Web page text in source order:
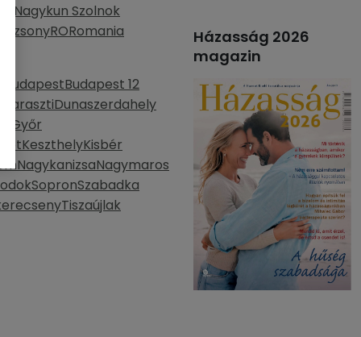
Nagykun Szolnok
PozsonyRORomania
BudapestBudapest 12
Dunaszerdahely
Győr
KeszthelyKisbér
NagykanizsaNagymaros
SopronSzabadka
Tiszaújlak
Házasság 2026
magazin